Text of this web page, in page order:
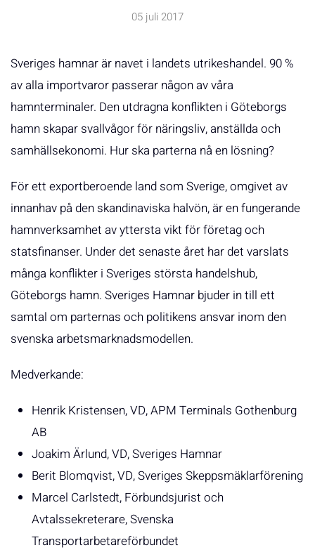
05 juli 2017
Sveriges hamnar är navet i landets utrikeshandel. 90 %
av alla importvaror passerar någon av våra
hamnterminaler. Den utdragna konflikten i Göteborgs
hamn skapar svallvågor för näringsliv, anställda och
samhällsekonomi. Hur ska parterna nå en lösning?
För ett exportberoende land som Sverige, omgivet av
innanhav på den skandinaviska halvön, är en fungerande
hamnverksamhet av yttersta vikt för företag och
statsfinanser. Under det senaste året har det varslats
många konflikter i Sveriges största handelshub,
Göteborgs hamn. Sveriges Hamnar bjuder in till ett
samtal om parternas och politikens ansvar inom den
svenska arbetsmarknadsmodellen.
Medverkande:
Henrik Kristensen, VD, APM Terminals Gothenburg
AB
Joakim Ärlund, VD, Sveriges Hamnar
Berit Blomqvist, VD, Sveriges Skeppsmäklarförening
Marcel Carlstedt, Förbundsjurist och
Avtalssekreterare, Svenska
Transportarbetareförbundet